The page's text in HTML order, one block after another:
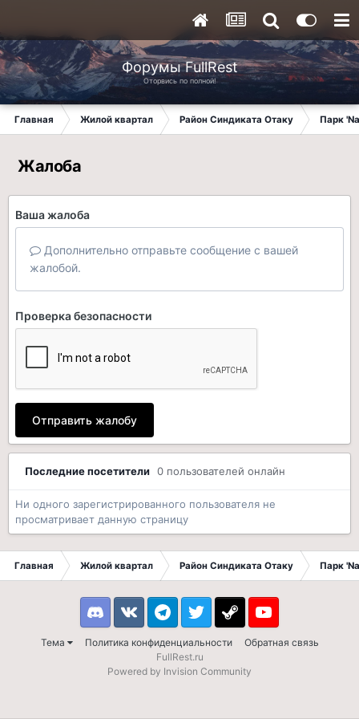
Форумы FullRest
Оторвись по полной!
Главная Жилой квартал Район Синдиката Отаку Парк
Жалоба
Ваша жалоба
Дополнительно отправьте сообщение с вашей
жалобой.
Проверка безопасности
Отправить жалобу
Последние посетители 0 пользователей онлайн
Ни одного зарегистрированного пользователя не
просматривает данную страницу
Главная Жилой квартал Район Синдиката Отаку Парк
Тема Политика конфиденциальности Обратная связь
DiscordVK TelegramTwitter Steam Youtube
FullRest.ru
Powered by Invision Community